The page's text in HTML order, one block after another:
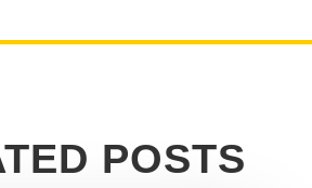
POSTS